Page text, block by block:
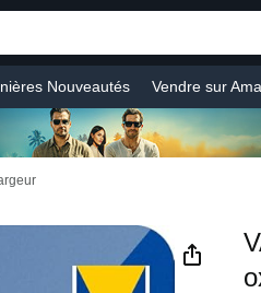
Nouveautés Vendre sur
Sports & Activités en